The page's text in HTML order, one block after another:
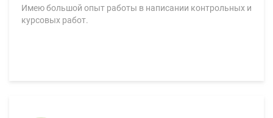
Имею большой опыт работы в написании контрольных и
курсовых работ.